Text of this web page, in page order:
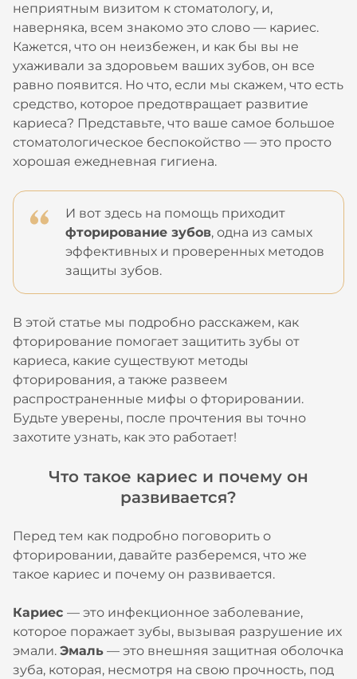
неприятным визитом к стоматологу, и,
наверняка, всем знакомо это слово — кариес.
Кажется, что он неизбежен, и как бы вы не
ухаживали за здоровьем ваших зубов, он все
равно появится. Но что, если мы скажем, что есть
средство, которое предотвращает развитие
кариеса? Представьте, что ваше самое большое
стоматологическое беспокойство — это просто
хорошая ежедневная гигиена.
И вот здесь на помощь приходит
фторирование зубов, одна из самых
эффективных и проверенных методов
защиты зубов.
В этой статье мы подробно расскажем, как
фторирование помогает защитить зубы от
кариеса, какие существуют методы
фторирования, а также развеем
распространенные мифы о фторировании.
Будьте уверены, после прочтения вы точно
захотите узнать, как это работает!
Что такое кариес и почему он
развивается?
Перед тем как подробно поговорить о
фторировании, давайте разберемся, что же
такое кариес и почему он развивается.
Кариес — это инфекционное заболевание,
которое поражает зубы, вызывая разрушение их
эмали. Эмаль — это внешняя защитная оболочка
зуба, которая, несмотря на свою прочность, под